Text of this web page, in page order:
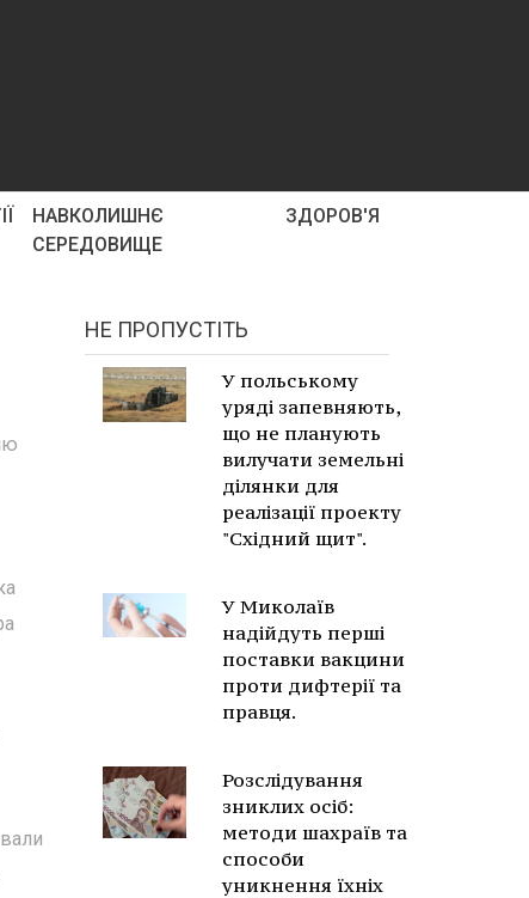
НАВКОЛИШНЄ
СЕРЕДОВИЩЕ
ЗДОРОВ'Я
НЕ ПРОПУСТІТЬ
У польському
уряді запевняють,
що не планують
вилучати земельні
ділянки для
реалізації проекту
"Східний щит".
У Миколаїв
надійдуть перші
поставки вакцини
проти дифтерії та
правця.
Розслідування
зниклих осіб:
методи шахраїв та
способи
уникнення їхніх